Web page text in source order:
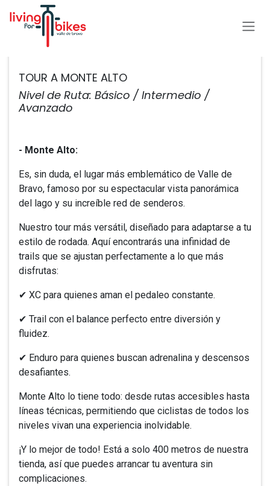
TOUR A MONTE ALTO
Nivel de Ruta: Básico / Intermedio /
Avanzado
- ​Monte Alto:
Es, sin duda, el lugar más emblemático de Valle de
Bravo, famoso por su espectacular vista panorámica
del lago y su increíble red de senderos.
Nuestro tour más versátil, diseñado para adaptarse a tu
estilo de rodada. Aquí encontrarás una infinidad de
trails que se ajustan perfectamente a lo que más
disfrutas:
✔ XC para quienes aman el pedaleo constante.
✔ Trail con el balance perfecto entre diversión y
fluidez.
✔ Enduro para quienes buscan adrenalina y descensos
desafiantes.
Monte Alto lo tiene todo: desde rutas accesibles hasta
líneas técnicas, permitiendo que ciclistas de todos los
niveles vivan una experiencia inolvidable.
¡Y lo mejor de todo! Está a solo 400 metros de nuestra
tienda, así que puedes arrancar tu aventura sin
complicaciones.